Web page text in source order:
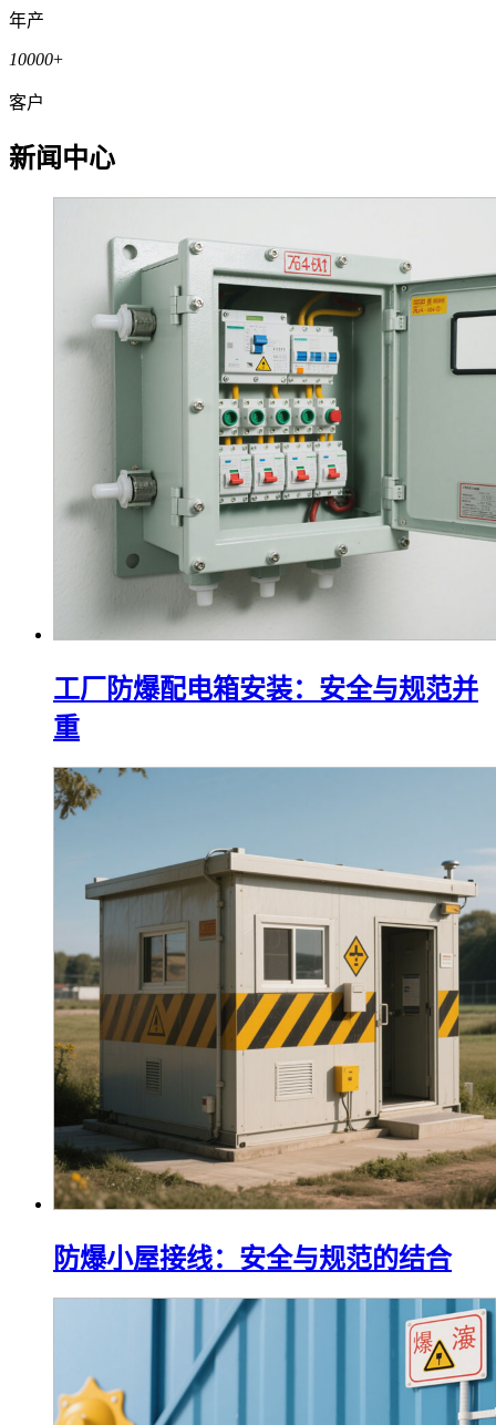
年产
10000+
客户
新闻中心
工厂防爆配电箱安装：安全与规范并
重
防爆小屋接线：安全与规范的结合